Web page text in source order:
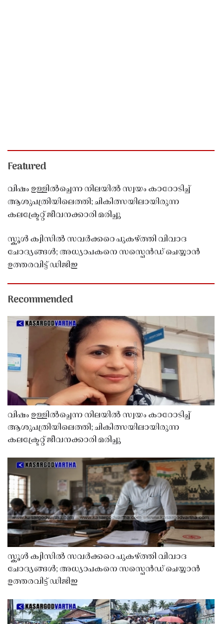
Featured
വിഷം ഉള്ളിൽച്ചെന്ന നിലയിൽ സ്വയം കാറോടിച്ച്
ആശുപത്രിയിലെത്തി; ചികിത്സയിലായിരുന്ന
കലക്ട്രേറ്റ് ജീവനക്കാരി മരിച്ചു
സ്കൂൾ ക്വിസിൽ സവർക്കറെ പുകഴ്ത്തി വിവാദ
ചോദ്യങ്ങൾ; അധ്യാപകനെ സസ്പെൻഡ് ചെയ്യാൻ
ഉത്തരവിട്ട് ഡിജിഇ
Recommended
വിഷം ഉള്ളിൽച്ചെന്ന നിലയിൽ സ്വയം കാറോടിച്ച്
ആശുപത്രിയിലെത്തി; ചികിത്സയിലായിരുന്ന
കലക്ട്രേറ്റ് ജീവനക്കാരി മരിച്ചു
സ്കൂൾ ക്വിസിൽ സവർക്കറെ പുകഴ്ത്തി വിവാദ
ചോദ്യങ്ങൾ; അധ്യാപകനെ സസ്പെൻഡ് ചെയ്യാൻ
ഉത്തരവിട്ട് ഡിജിഇ